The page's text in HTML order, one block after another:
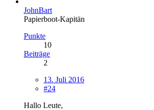
JohnBart
Papierboot-Kapitän
Punkte
10
Beiträge
2
13. Juli 2016
#24
Hallo Leute,